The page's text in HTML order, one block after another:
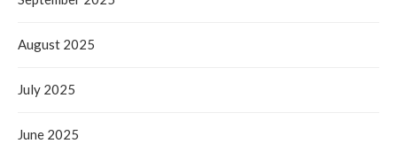
August 2025
July 2025
June 2025